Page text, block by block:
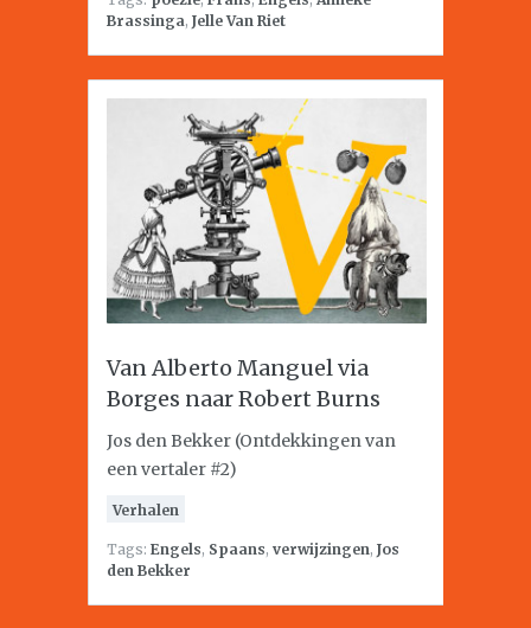
Brassinga, Jelle Van Riet
Van Alberto Manguel via
Borges naar Robert Burns
Jos den Bekker (Ontdekkingen van
een vertaler #2)
Verhalen
Tags: Engels, Spaans, verwijzingen, Jos
den Bekker